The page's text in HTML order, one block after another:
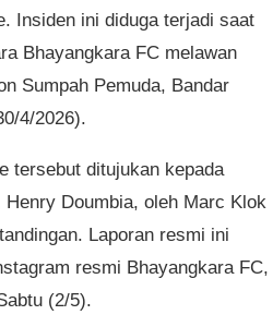
Insiden ini diduga terjadi saat
Bhayangkara FC melawan
Sumpah Pemuda, Bandar
4/2026).
tersebut ditujukan kepada
Doumbia, oleh Marc Klok
Laporan resmi ini
resmi Bhayangkara FC,
(2/5).